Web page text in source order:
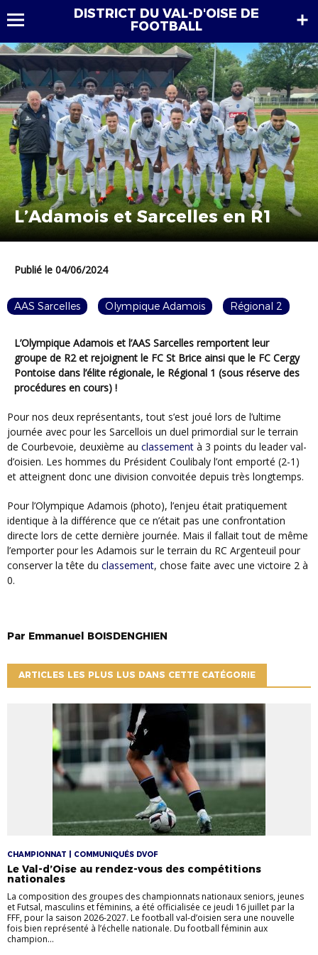
DISTRICT DU VAL-D'OISE DE
FOOTBALL
L’Adamois et Sarcelles en R1
Publié le 04/06/2024
AAS Sarcelles Olympique Adamois Régional 2
L’Olympique Adamois et l’AAS Sarcelles remportent leur
groupe de R2 et rejoignent le FC St Brice ainsi que le FC Cergy
Pontoise dans l’élite régionale, le Régional 1 (sous réserve des
procédures en cours) !
Pour nos deux représentants, tout s’est joué lors de l’ultime
journée avec pour les Sarcellois un duel primordial sur le terrain
de Courbevoie, deuxième au classement à 3 points du leader val-
d’oisien. Les hommes du Président Coulibaly l’ont emporté (2-1)
et atteignent donc une division convoitée depuis très longtemps.
Pour l’Olympique Adamois (photo), l’enjeu était pratiquement
identique à la différence que ce n’était pas une confrontation
directe lors de cette dernière journée. Mais il fallait tout de même
l’emporter pour les Adamois sur le terrain du RC Argenteuil pour
conserver la tête du classement, chose faite avec une victoire 2 à
0.
Par Emmanuel BOISDENGHIEN
ARTICLES LES PLUS LUS DANS CETTE CATÉGORIE
CHAMPIONNAT | COMMUNIQUÉS DVOF
Le Val-d’Oise au rendez-vous des compétitions
nationales
La composition des groupes des championnats nationaux seniors, jeunes
et Futsal, masculins et féminins, a été officialisée ce jeudi 16 juillet par la
FFF, pour la saison 2026-2027. Le football val-d’oisien sera une nouvelle
fois bien représenté à l’échelle nationale. Du football féminin aux
champion...